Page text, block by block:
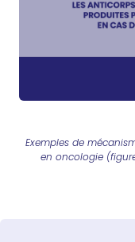
Exemples de
en oncologie